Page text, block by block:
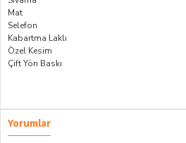
Mat
Selefon
Kabartma Laklı
Özel Kesim
Çift Yön Baskı
Yorumlar